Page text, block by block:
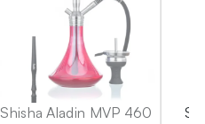
Shisha Aladin MVP 460